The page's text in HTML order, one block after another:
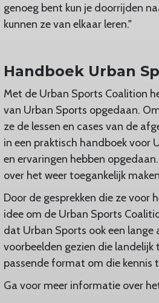
genoeg bent kun je doorrijden
kunnen ze van elkaar leren."
Handboek Urban
Met de Urban Sports Coalition
van Urban Sports opgedaan.
ze de lessen en cases van de
in een praktisch handboek voor
en ervaringen hebben
over het weer toegankelijk
Door de gesprekken die ze voor
idee om de Urban Sports
dat Urban Sports ook een
voorbeelden gezien die
passende format om die kennis
Ga voor meer informatie over